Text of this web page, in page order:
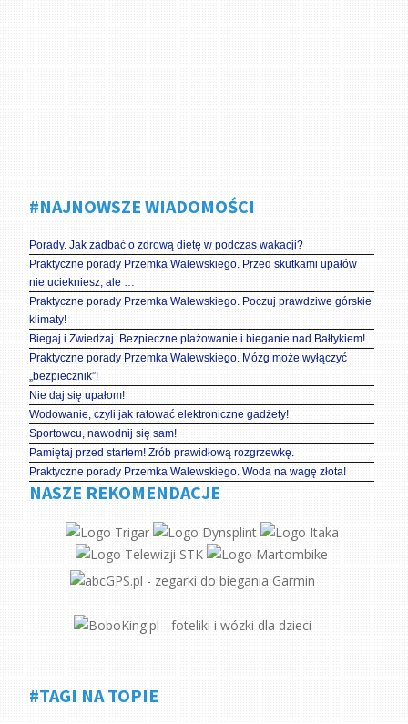
#NAJNOWSZE WIADOMOŚCI
Porady. Jak zadbać o zdrową dietę w podczas wakacji?
Praktyczne porady Przemka Walewskiego. Przed skutkami upałów
nie uciekniesz, ale …
Praktyczne porady Przemka Walewskiego. Poczuj prawdziwe górskie
klimaty!
Biegaj i Zwiedzaj. Bezpieczne plażowanie i bieganie nad Bałtykiem!
Praktyczne porady Przemka Walewskiego. Mózg może wyłączyć
„bezpiecznik”!
Nie daj się upałom!
Wodowanie, czyli jak ratować elektroniczne gadżety!
Sportowcu, nawodnij się sam!
Pamiętaj przed startem! Zrób prawidłową rozgrzewkę.
Praktyczne porady Przemka Walewskiego. Woda na wagę złota!
NASZE REKOMENDACJE
#TAGI NA TOPIE